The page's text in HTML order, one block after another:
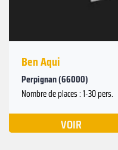
Ben Aqui
Perpignan (66000)
Nombre de places : 1-30 pers.
VOIR